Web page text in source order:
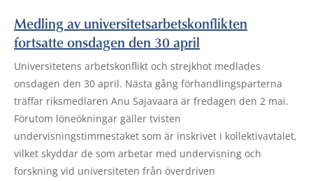
Medling av universitetsarbetskonflikten
fortsatte onsdagen den 30 april
Universitetens arbetskonflikt och strejkhot medlades
onsdagen den 30 april. Nästa gång förhandlingsparterna
träffar riksmedlaren Anu Sajavaara är fredagen den 2 mai.
Förutom löneökningar gäller tvisten
undervisningstimmestaket som är inskrivet i kollektivavtalet,
vilket skyddar de som arbetar med undervisning och
forskning vid universiteten från överdriven